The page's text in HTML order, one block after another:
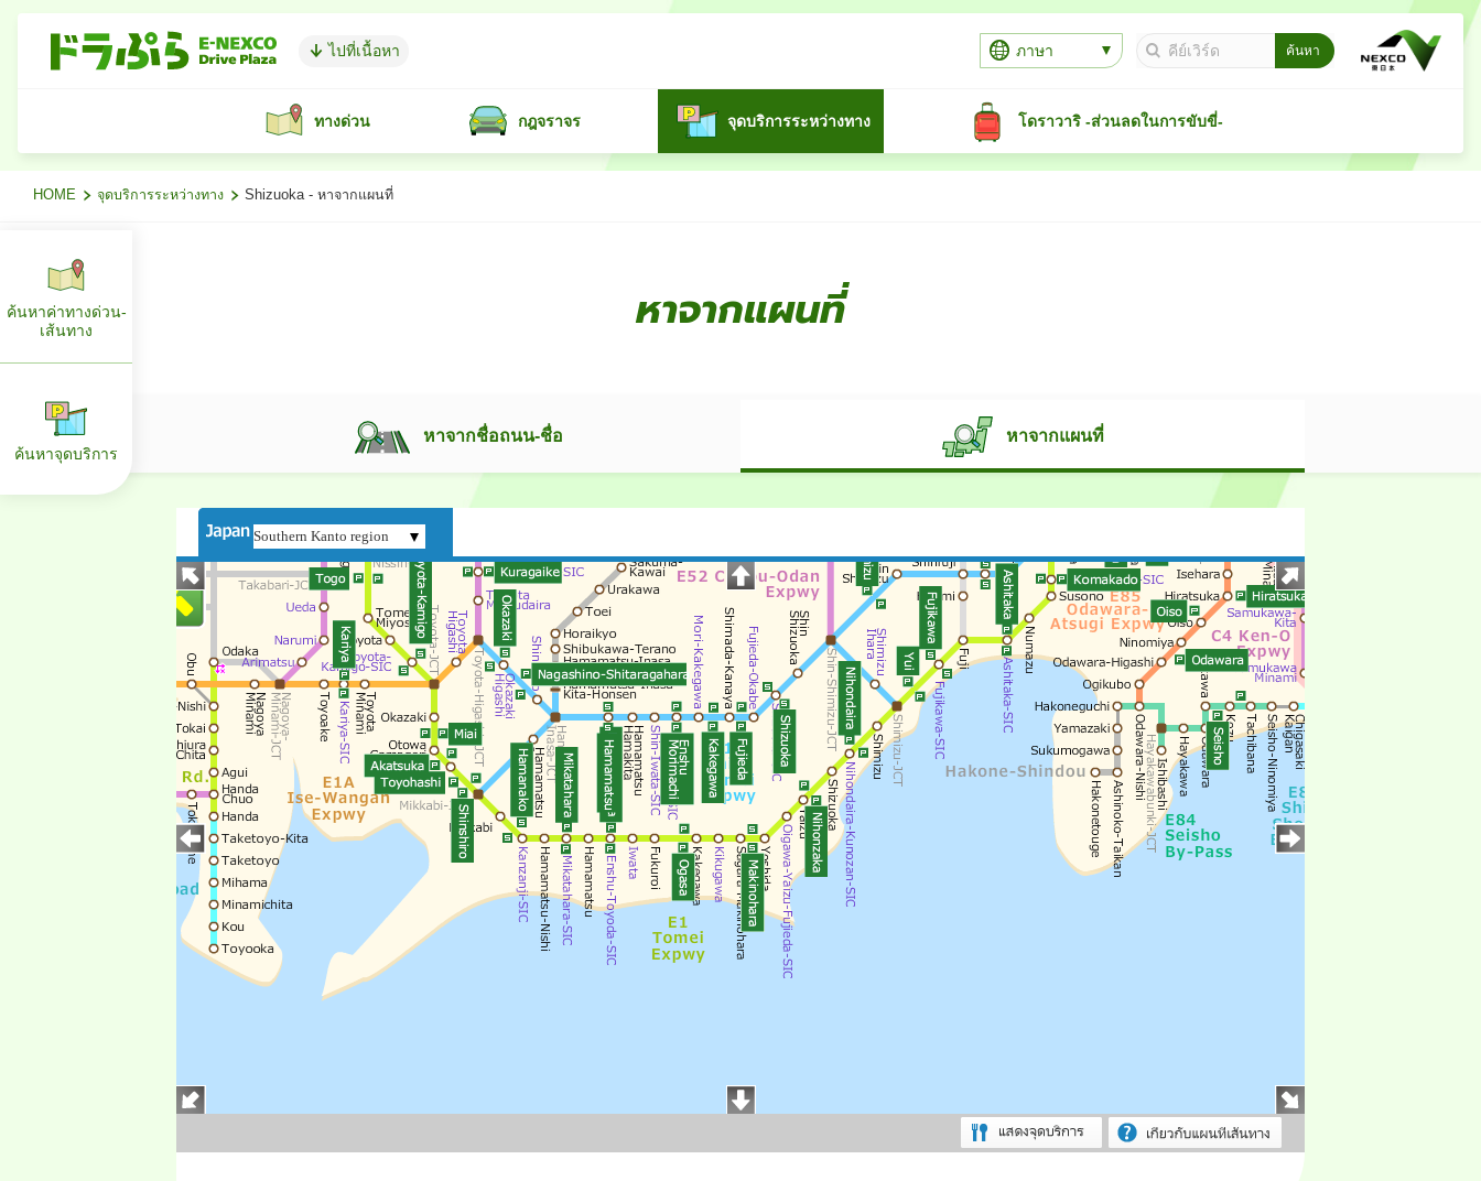
ไปที่เนื้อหา ภาษา
ทางด่วน กฎจราจร จุดบริการระหว่างทาง โดราวาริ -ส่วนลดในการขับขี่-
HOME จุดบริการระหว่างทาง Shizuoka - หาจากแผนที่
หาจากแผนที่
หาจากชื่อถนน-ชื่อ หาจากแผนที่
ค้นหาค่าทางด่วน-
เส้นทาง
ค้นหาจุดบริการ